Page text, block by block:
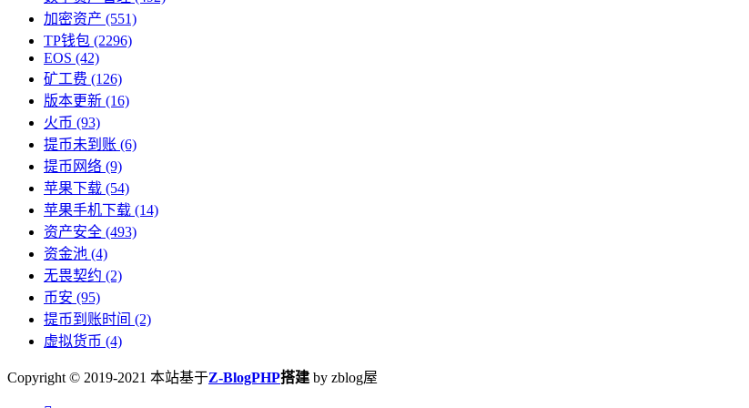
加密资产 (551)
TP钱包 (2296)
EOS (42)
矿工费 (126)
版本更新 (16)
火币 (93)
提币未到账 (6)
提币网络 (9)
苹果下载 (54)
苹果手机下载 (14)
资产安全 (493)
资金池 (4)
无畏契约 (2)
币安 (95)
提币到账时间 (2)
虚拟货币 (4)
Copyright © 2019-2021 本站基于Z-BlogPHP搭建 by zblog屋